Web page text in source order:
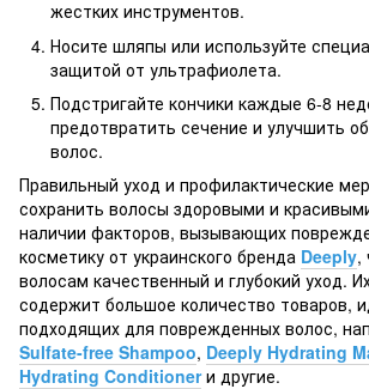
жестких инструментов.
Носите шляпы или используйте
защитой от ультрафиолета.
Подстригайте кончики каждые 6-8
предотвратить сечение и улучшить
волос.
Правильный уход и профилактические
сохранить волосы здоровыми и
наличии факторов, вызывающих
косметику от украинского бренда Deeply,
волосам качественный и глубокий уход.
содержит большое количество товаров,
подходящих для поврежденных волос,
Sulfate-free Shampoo, Deeply Hydrating
Hydrating Conditionerи другие.